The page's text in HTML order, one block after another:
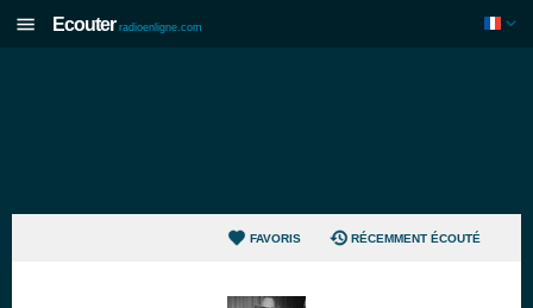
Ecouter radioenligne.com
FAVORIS RÉCEMMENT ÉCOUTÉ